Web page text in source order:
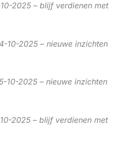
2025 – blijf verdienen met
10-2025 – nieuwe inzichten
10-2025 – nieuwe inzichten
2025 – blijf verdienen met